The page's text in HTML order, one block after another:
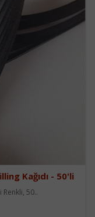
Kağıdı - 50'li
50..